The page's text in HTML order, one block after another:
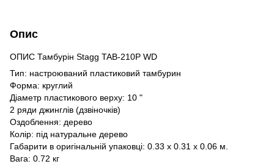
Опис
ОПИС Тамбурін Stagg TAB-210P WD
Тип: настроюваний пластиковий тамбурин
Форма: круглий
Діаметр пластикового верху: 10 "
2 ряди джинглів (дзвіночків)
Оздоблення: дерево
Колір: під натуральне дерево
Габарити в оригінальній упаковці: 0.33 x 0.31 x 0.06 м.
Вага: 0.72 кг